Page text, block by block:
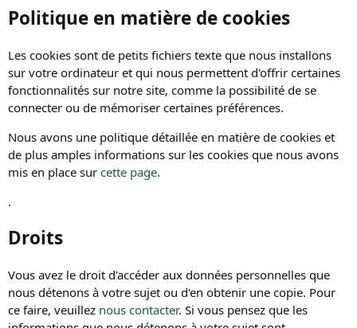
Politique en matière de cookies
Les cookies sont de petits fichiers texte que nous installons
sur votre ordinateur et qui nous permettent d'offrir certaines
fonctionnalités sur notre site, comme la possibilité de se
connecter ou de mémoriser certaines préférences.
Nous avons une politique détaillée en matière de cookies et
de plus amples informations sur les cookies que nous avons
mis en place sur cette page.
.
Droits
Vous avez le droit d'accéder aux données personnelles que
nous détenons à votre sujet ou d'en obtenir une copie. Pour
ce faire, veuillez nous contacter. Si vous pensez que les